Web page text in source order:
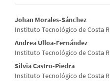
Contenido
principal
del
artículo
Johan Morales-Sánchez
Instituto Tecnológico de Costa
Andrea Ulloa-Fernández
Instituto Tecnológico de Costa
Silvia Castro-Piedra
Instituto Tecnológico de Costa